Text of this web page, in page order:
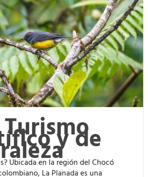
y de
Ubicada en la región del Chocó
La Planada es una